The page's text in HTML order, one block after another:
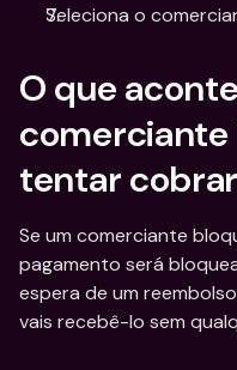
Seleciona o
O que
comerciante
tentar
Se um comerciante
pagamento será
espera de um
vais recebê-lo sem